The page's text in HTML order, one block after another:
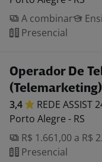
A combinar
Presencial
Operador De
(Telemarketing)
3,4 REDE ASSIST
Porto Alegre - RS
R$ 1.661,00 a R$
Presencial